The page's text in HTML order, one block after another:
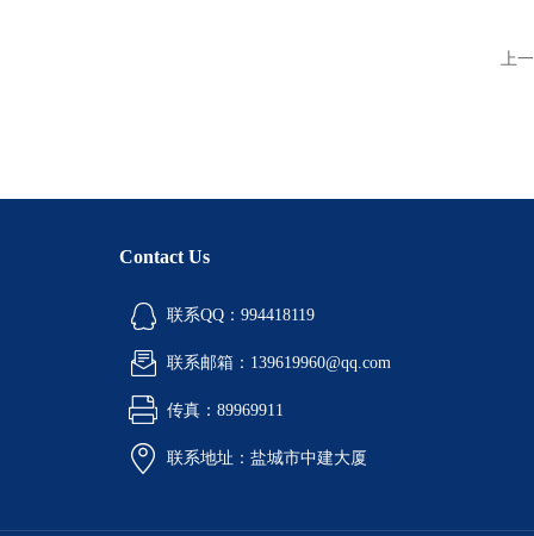
上
Contact Us
联系QQ：994418119
联系邮箱：139619960@qq.com
传真：89969911
联系地址：盐城市中建大厦